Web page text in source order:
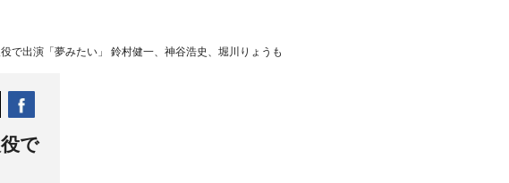
で出演「夢みたい」 鈴村健一、神谷浩史、堀川りょうも
で